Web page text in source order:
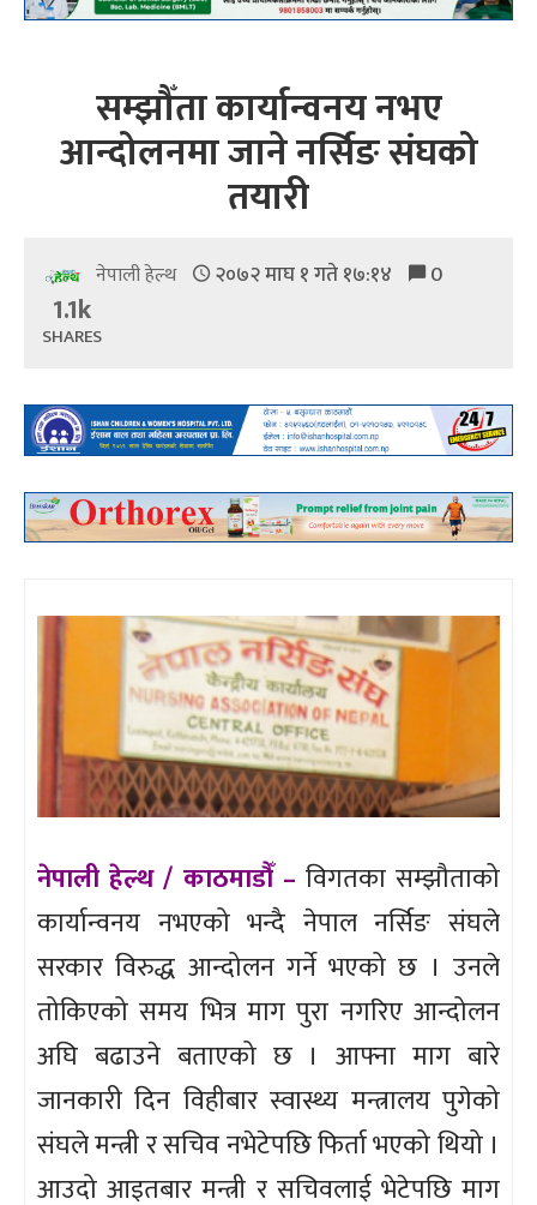
सम्झौँता कार्यान्वनय नभए
आन्दोलनमा जाने नर्सिङ संघको
तयारी
नेपाली हेल्थ २०७२ माघ १ गते १७:१४ 0
1.1k
SHARES
नेपाली हेल्थ / काठमाडौँ – विगतका सम्झौताको
कार्यान्वनय नभएको भन्दै नेपाल नर्सिङ संघले
सरकार विरुद्ध आन्दोलन गर्ने भएको छ । उनले
तोकिएको समय भित्र माग पुरा नगरिए आन्दोलन
अघि बढाउने बताएको छ । आफ्ना माग बारे
जानकारी दिन विहीबार स्वास्थ्य मन्त्रालय पुगेको
संघले मन्त्री र सचिव नभेटेपछि फिर्ता भएको थियो ।
आउदो आइतबार मन्त्री र सचिवलाई भेटेपछि माग